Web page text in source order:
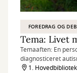
FOREDRAG OG
Temaaften: En
diagnosticeret
selvforståelse
1.